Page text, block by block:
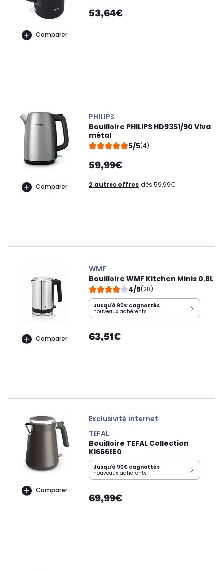
Comparer
53,64€
Comparer
PHILIPS
Bouilloire PHILIPS HD9351/90 Viva
métal
5/5(4)
59,99€
2 autres offres dès 59,99€
Comparer
WMF
Bouilloire WMF Kitchen Minis 0.8L
4/5(28)
Jusqu'à 90€ cagnottés
nouveaux adhérents
63,51€
Comparer
Exclusivité internet
TEFAL
Bouilloire TEFAL Collection
KI666EE0
Jusqu'à 90€ cagnottés
nouveaux adhérents
69,99€